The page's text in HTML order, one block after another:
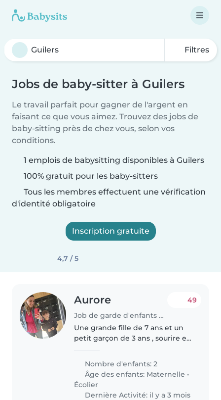
Filtres
Jobs de baby-sitter à Guilers
Le travail parfait pour gagner de l'argent en
faisant ce que vous aimez. Trouvez des jobs de
baby-sitting près de chez vous, selon vos
conditions.
1 emplois de babysitting disponibles à Guilers
100% gratuit pour les baby-sitters
Tous les membres effectuent une vérification
d'identité obligatoire
Inscription gratuite
4,7 / 5
Aurore
Job de garde d'enfants à Guilers
49
Une grande fille de 7 ans et un
petit garçon de 3 ans , sourire et
garde pour le samedi matin de
08h30 à 13h30 ,un samedi sur
deux à mon domicile à Guilers..
Nombre d'enfants: 2
Âge des enfants: Maternelle •
Écolier
Dernière Activité: il y a 3 mois